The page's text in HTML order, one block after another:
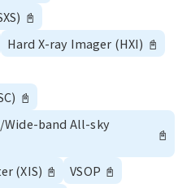
📓
Hard X-ray Imager (HXI) 📓
📓
Wide-band All-sky
📓
(XIS) 📓 VSOP 📓